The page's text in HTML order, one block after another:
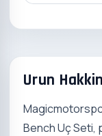
Urun
Bench Uç Seti,